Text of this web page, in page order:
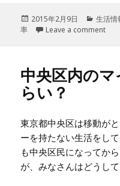
投
稿
2015年2月9日
カ
テ
生活情
率
Leave a comment
中央区内の
らい？
東京都中央区は移動が
ーを持たない生活をし
も中央区民になってか
が、みなさんはどうし